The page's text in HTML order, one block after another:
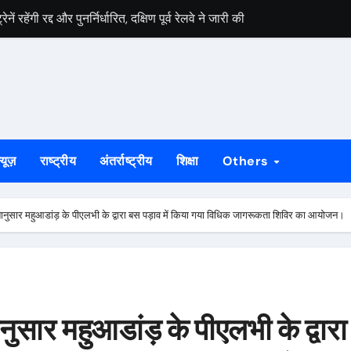
रद्द और पुनर्निर्धारित, दक्षिण पूर्व रेलवे ने जारी की सूचना
महोत्सव 2026, 700 से अधिक स्टॉल होंगे शामिल
देगा रॉबिन हुड आर्मी, एआई लर्निंग सेंटर और मिशन स्वदेश की शुरुआत
महोत्सव 2026, 700 से अधिक स्टॉल होंगे शामिल
की पोल, डीसी कार्यालय से लेकर साकची-मानगो पुल तक जलजमाव से जनजीवन
राष्ट्रीय अंतर्राष्ट्रीय शिक्षा Others
महुआडांड़ के पीएलभी के द्वारा बस पड़ाव में किया गया विधिक जागरूकता शिविर का आयोजन।
महुआडांड़ के पीएलभी के द्वारा